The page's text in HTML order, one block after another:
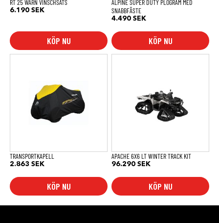
RT 25 WARN VINSCHSATS
6.190 SEK
KÖP NU
ALPINE SUPER DUTY PLOGRAM MED
SNABBFÄSTE
4.490 SEK
KÖP NU
TRANSPORTKAPELL
2.863 SEK
KÖP NU
APACHE 6X6 LT WINTER TRACK KIT
96.290 SEK
KÖP NU